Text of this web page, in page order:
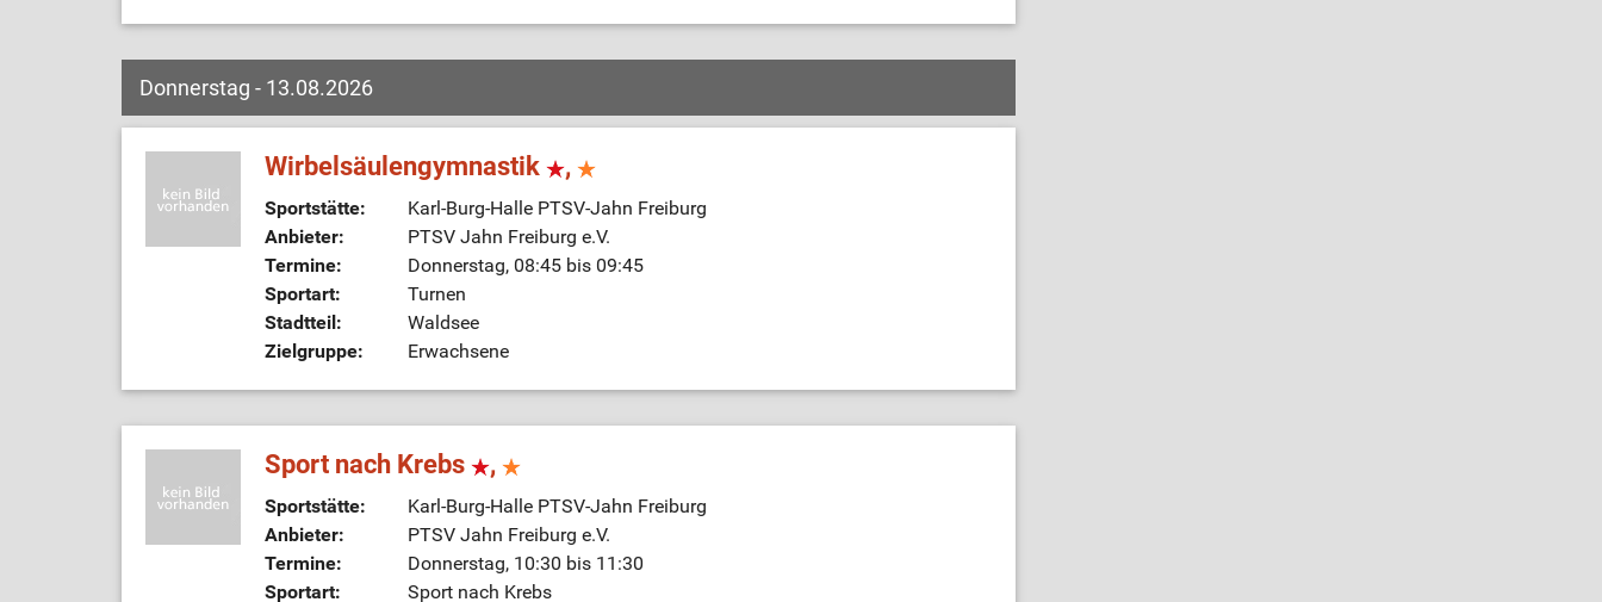
Donnerstag - 13.08.2026
Wirbelsäulengymnastik ,
Sportstätte:
Karl-Burg-Halle PTSV-Jahn Freiburg
Anbieter:
PTSV Jahn Freiburg e.V.
Termine:
Donnerstag, 08:45 bis 09:45
Sportart:
Turnen
Stadtteil:
Waldsee
Zielgruppe:
Erwachsene
Sport nach Krebs ,
Sportstätte:
Karl-Burg-Halle PTSV-Jahn Freiburg
Anbieter:
PTSV Jahn Freiburg e.V.
Termine:
Donnerstag, 10:30 bis 11:30
Sportart:
Sport nach Krebs